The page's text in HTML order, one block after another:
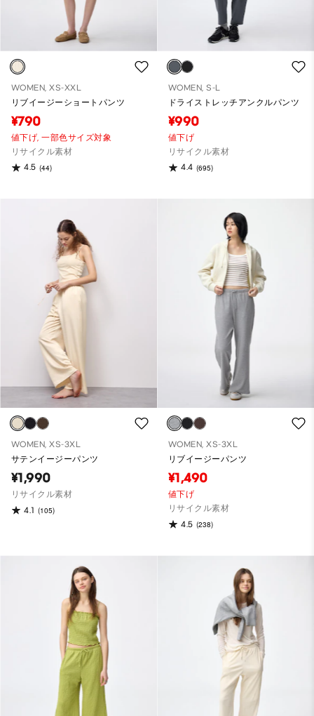
WOMEN, XS-XXL
リブイージーショートパンツ
¥790
値下げ,一部色サイズ対象
リサイクル素材
4.5 (44)
WOMEN, S-L
ドライストレッチアンクルパンツ
¥990
値下げ
リサイクル素材
4.4 (695)
WOMEN, XS-3XL
サテンイージーパンツ
¥1,990
リサイクル素材
4.1 (105)
WOMEN, XS-3XL
リブイージーパンツ
¥1,490
値下げ
リサイクル素材
4.5 (238)